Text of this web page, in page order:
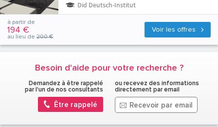
Did Deutsch-Institut
Voir les offres
à partir de
194 €
au lieu de 200 €
Besoin d'aide pour votre recherche ?
Demandez à être rappelé
par l'un de nos consultants
Être rappelé
ou recevez des informations
directement par email
Recevoir par email